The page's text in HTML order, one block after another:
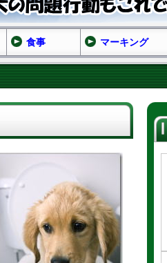
食事 マーキング